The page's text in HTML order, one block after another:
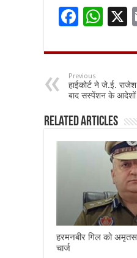
F
e
b
o
o
W
at
sA
p
p
Previous
हाईकोर्ट ने जे.ई.
बाद सस्पेंशन के आदेशों
Related Articles
हरमनबीर गिल को
चार्ज